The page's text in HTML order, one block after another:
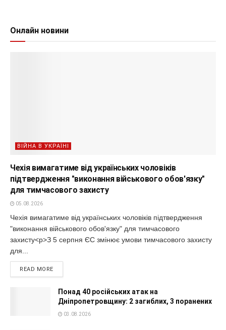
Онлайн новини
ВІЙНА В УКРАЇНІ
Чехія вимагатиме від українських чоловіків
підтвердження "виконання військового обов'язку"
для тимчасового захисту
05.08.2026
Чехія вимагатиме від українських чоловіків підтвердження
"виконання військового обов'язку" для тимчасового
захисту<p>З 5 серпня ЄС змінює умови тимчасового захисту
для...
READ MORE
Понад 40 російських атак на
Дніпропетровщину: 2 загиблих, 3 поранених
03.08.2026